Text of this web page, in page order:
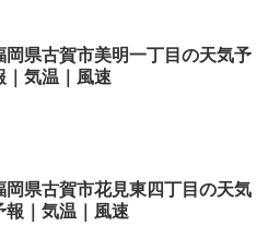
岡県古賀市美明一丁目の天気予
｜気温｜風速
岡県古賀市花見東四丁目の天気
報｜気温｜風速